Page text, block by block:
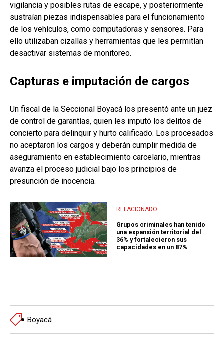
vigilancia y posibles rutas de escape, y posteriormente
sustraían piezas indispensables para el funcionamiento
de los vehículos, como computadoras y sensores. Para
ello utilizaban cizallas y herramientas que les permitían
desactivar sistemas de monitoreo.
Capturas e imputación de cargos
Un fiscal de la Seccional Boyacá los presentó ante un juez
de control de garantías, quien les imputó los delitos de
concierto para delinquir y hurto calificado. Los procesados
no aceptaron los cargos y deberán cumplir medida de
aseguramiento en establecimiento carcelario, mientras
avanza el proceso judicial bajo los principios de
presunción de inocencia.
RELACIONADO
Grupos criminales han tenido
una expansión territorial del
36% y fortalecieron sus
capacidades en un 87%
Boyacá